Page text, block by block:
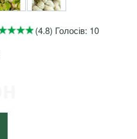
(4.8) Голосів: 10